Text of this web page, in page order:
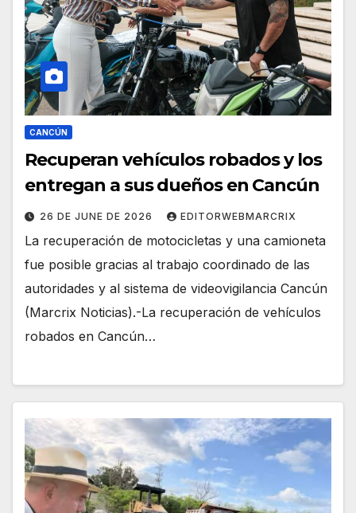
CANCÚN
Recuperan vehículos robados y los
entregan a sus dueños en Cancún
26 DE JUNE DE 2026 EDITORWEBMARCRIX
La recuperación de motocicletas y una camioneta
fue posible gracias al trabajo coordinado de las
autoridades y al sistema de videovigilancia Cancún
(Marcrix Noticias).-La recuperación de vehículos
robados en Cancún…